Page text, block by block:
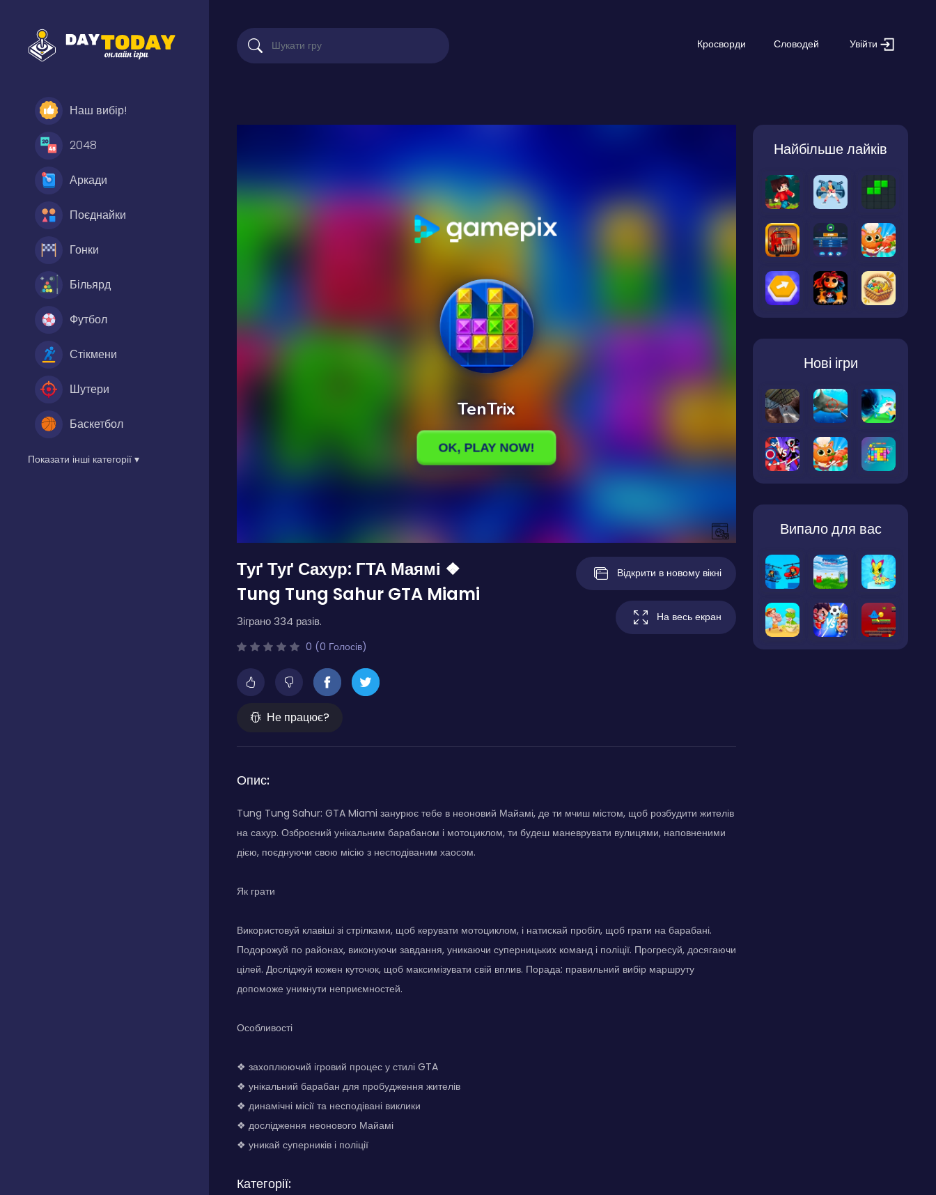
Наш вибір!
2048
Аркади
Поєднайки
Гонки
Більярд
Футбол
Стікмени
Шутери
Баскетбол
Показати інші категорії ▾
Кросворди Словодей Увійти
Туґ Туґ Сахур: ГТА Маямі ❖
Tung Tung Sahur GTA Miami
Зіграно 334 разів.
0 (0 Голосів)
Не працює?
Відкрити в новому вікні
На весь екран
Опис:
Tung Tung Sahur: GTA Miami занурює тебе в неоновий Майамі, де ти мчиш містом, щоб розбудити жителів
на сахур. Озброєний унікальним барабаном і мотоциклом, ти будеш маневрувати вулицями, наповненими
дією, поєднуючи свою місію з несподіваним хаосом.
Як грати
Використовуй клавіші зі стрілками, щоб керувати мотоциклом, і натискай пробіл, щоб грати на барабані.
Подорожуй по районах, виконуючи завдання, уникаючи суперницьких команд і поліції. Прогресуй, досягаючи
цілей. Досліджуй кожен куточок, щоб максимізувати свій вплив. Порада: правильний вибір маршруту
допоможе уникнути неприємностей.
Особливості
❖ захоплюючий ігровий процес у стилі GTA
❖ унікальний барабан для пробудження жителів
❖ динамічні місії та несподівані виклики
❖ дослідження неонового Майамі
❖ уникай суперників і поліції
Категорії:
Найбільше лайків
Нові ігри
Випало для вас